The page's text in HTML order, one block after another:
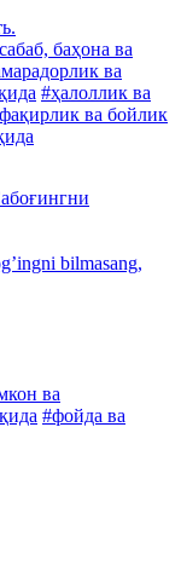
баҳона ва
ва
#ҳалоллик ва
ва бойлик
bilmasang,
ва
#фойда ва